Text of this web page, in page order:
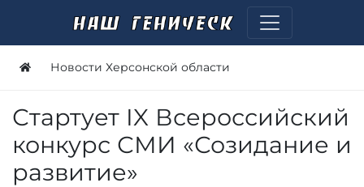
Новости Херсонской области
Стартует IX Всероссийский
конкурс СМИ «Созидание и
развитие»